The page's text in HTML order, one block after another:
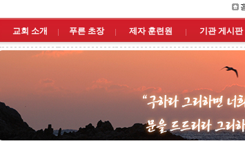
교회 소개 푸른 초장 제자 훈련원 기관 게시판